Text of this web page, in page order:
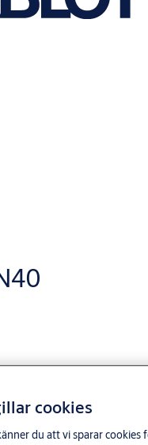
cookies
du att vi sparar cookies